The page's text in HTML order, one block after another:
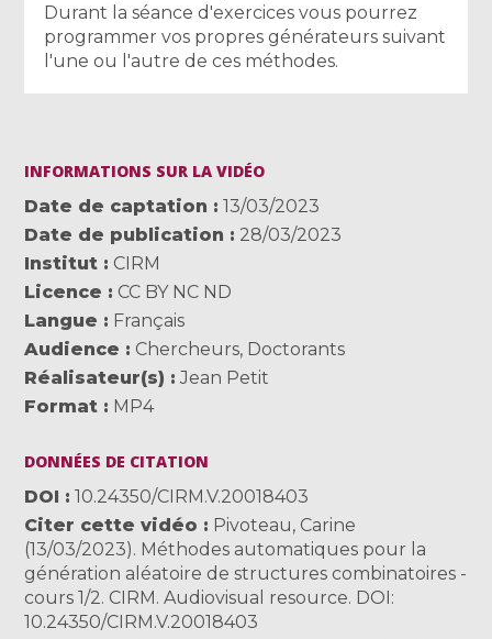
Durant la séance d'exercices vous pourrez
programmer vos propres générateurs suivant
l'une ou l'autre de ces méthodes.
INFORMATIONS SUR LA VIDÉO
Date de captation
13/03/2023
Date de publication
28/03/2023
Institut
CIRM
Licence
CC BY NC ND
Langue
Français
Audience
Chercheurs, Doctorants
Réalisateur(s)
Jean Petit
Format
MP4
DONNÉES DE CITATION
DOI
10.24350/CIRM.V.20018403
Citer cette vidéo
Pivoteau, Carine
(13/03/2023). Méthodes automatiques pour la
génération aléatoire de structures combinatoires -
cours 1/2. CIRM. Audiovisual resource. DOI:
10.24350/CIRM.V.20018403